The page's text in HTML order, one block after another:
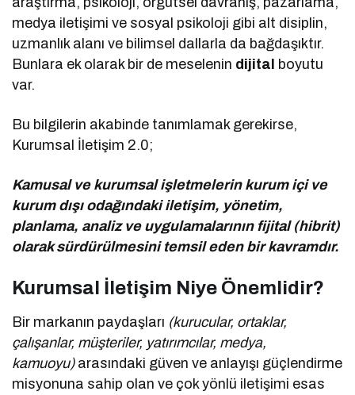
medya iletişimi ve sosyal psikoloji gibi alt disiplin,
uzmanlık alanı ve bilimsel dallarla da bağdaşıktır.
Bunlara ek olarak bir de meselenin dijital boyutu
var.
Bu bilgilerin akabinde tanımlamak gerekirse,
Kurumsal İletişim 2.0;
Kamusal ve kurumsal işletmelerin kurum içi ve
kurum dışı odağındaki iletişim, yönetim,
planlama, analiz ve uygulamalarının fijital (hibrit)
olarak sürdürülmesini temsil eden bir kavramdır.
Kurumsal İletişim Niye Önemlidir?
Bir markanın paydaşları (kurucular, ortaklar,
çalışanlar, müşteriler, yatırımcılar, medya,
kamuoyu)arasındaki güven ve anlayışı güçlendirme
misyonuna sahip olan ve çok yönlü iletişimi esas